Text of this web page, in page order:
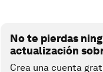
No te pierdas
actualización
Crea una cuenta